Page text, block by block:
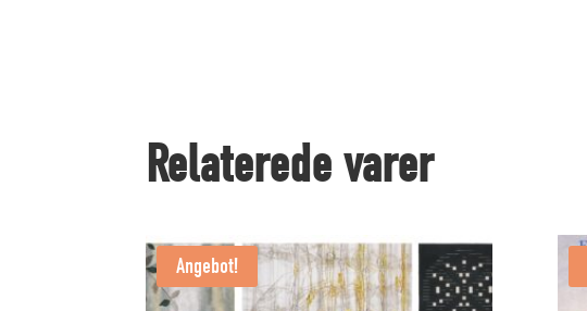
Relaterede varer
Angebot!